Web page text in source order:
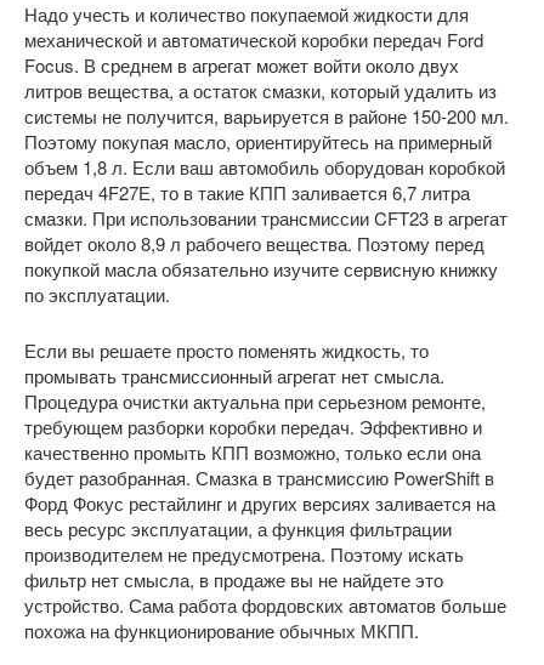
Надо учесть и количество покупаемой жидкости для
механической и автоматической коробки передач Ford
Focus. В среднем в агрегат может войти около двух
литров вещества, а остаток смазки, который удалить из
системы не получится, варьируется в районе 150-200 мл.
Поэтому покупая масло, ориентируйтесь на примерный
объем 1,8 л. Если ваш автомобиль оборудован коробкой
передач 4F27Е, то в такие КПП заливается 6,7 литра
смазки. При использовании трансмиссии CFT23 в агрегат
войдет около 8,9 л рабочего вещества. Поэтому перед
покупкой масла обязательно изучите сервисную книжку
по эксплуатации.
Если вы решаете просто поменять жидкость, то
промывать трансмиссионный агрегат нет смысла.
Процедура очистки актуальна при серьезном ремонте,
требующем разборки коробки передач. Эффективно и
качественно промыть КПП возможно, только если она
будет разобранная. Смазка в трансмиссию PowerShift в
Форд Фокус рестайлинг и других версиях заливается на
весь ресурс эксплуатации, а функция фильтрации
производителем не предусмотрена. Поэтому искать
фильтр нет смысла, в продаже вы не найдете это
устройство. Сама работа фордовских автоматов больше
похожа на функционирование обычных МКПП.